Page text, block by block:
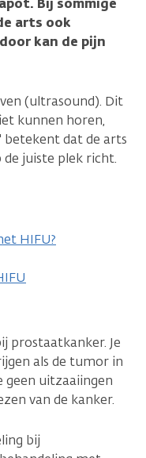
arts ook
kan de pijn
(ultrasound). Dit
kunnen horen,
betekent dat de arts
de juiste plek richt.
HIFU?
prostaatkanker. Je
als de tumor in
geen uitzaaiingen
van de kanker.
bij